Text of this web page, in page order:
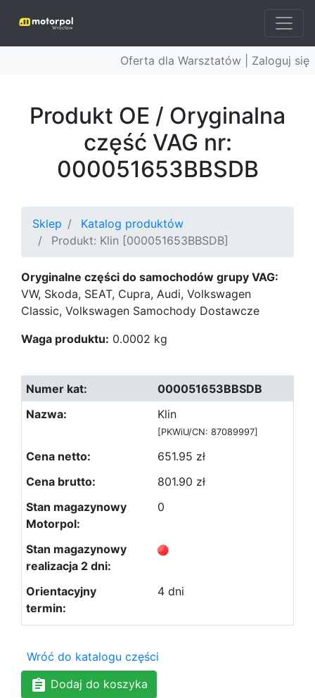
Oferta dla Warsztatów | Zaloguj się
Produkt OE / Oryginalna
część VAG nr:
000051653BBSDB
Sklep
Katalog produktów
Produkt: Klin [000051653BBSDB]
Oryginalne części do samochodów grupy VAG:
VW, Skoda, SEAT, Cupra, Audi, Volkswagen
Classic, Volkswagen Samochody Dostawcze
Waga produktu: 0.0002 kg
000051653BBSDB
Klin
[PKWiU/CN: 87089997]
651.95 zł
801.90 zł
0
4 dni
Wróć do katalogu części
Dodaj do koszyka